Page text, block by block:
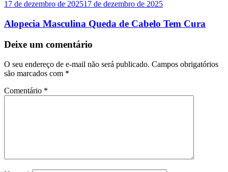
17 de dezembro de 202517 de dezembro de 2025
Alopecia Masculina Queda de Cabelo Tem Cura
Deixe um comentário
O seu endereço de e-mail não será publicado. Campos obrigatórios
são marcados com *
Comentário *